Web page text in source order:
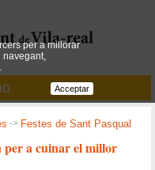
-> Festes de Sant Pasqual
per a cuinar el millor
per a millorar
Acceptar